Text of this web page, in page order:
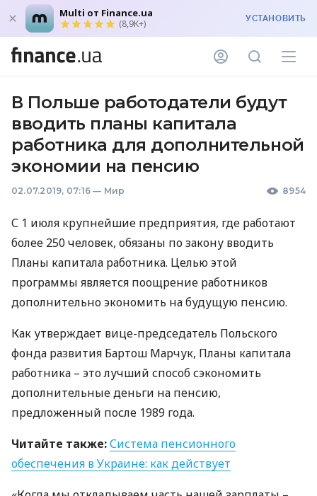
Multi от Finance.ua
(8,9K+) УСТАНОВИТЬ
В Польше работодатели будут
вводить планы капитала
работника для дополнительной
экономии на пенсию
02.07.2019, 07:16 — Мир 8954
С 1 июля крупнейшие предприятия, где работают
более 250 человек, обязаны по закону вводить
Планы капитала работника. Целью этой
программы является поощрение работников
дополнительно экономить на будущую пенсию.
Как утверждает вице-председатель Польского
фонда развития Бартош Марчук, Планы капитала
работника – это лучший способ сэкономить
дополнительные деньги на пенсию,
предложенный после 1989 года.
Читайте также:Система пенсионного
обеспечения в Украине: как действует